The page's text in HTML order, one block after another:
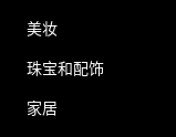
美妆
珠宝和配饰
家居